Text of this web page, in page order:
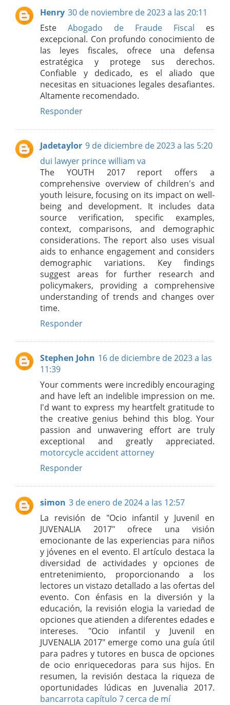
Henry 30 de noviembre de 2023 a las 20:11
Este Abogado de Fraude Fiscal es
excepcional. Con profundo conocimiento de
las leyes fiscales, ofrece una defensa
estratégica y protege sus derechos.
Confiable y dedicado, es el aliado que
necesitas en situaciones legales desafiantes.
Altamente recomendado.
Responder
Jadetaylor 9 de diciembre de 2023 a las 5:20
dui lawyer prince william va
The YOUTH 2017 report offers a
comprehensive overview of children's and
youth leisure, focusing on its impact on well-
being and development. It includes data
source verification, specific examples,
context, comparisons, and demographic
considerations. The report also uses visual
aids to enhance engagement and considers
demographic variations. Key findings
suggest areas for further research and
policymakers, providing a comprehensive
understanding of trends and changes over
time.
Responder
Stephen John 16 de diciembre de 2023 a las
11:39
Your comments were incredibly encouraging
and have left an indelible impression on me.
I'd want to express my heartfelt gratitude to
the creative genius behind this blog. Your
passion and unwavering effort are truly
exceptional and greatly appreciated.
motorcycle accident attorney
Responder
simon 3 de enero de 2024 a las 12:57
La revisión de "Ocio infantil y Juvenil en
JUVENALIA 2017" ofrece una visión
emocionante de las experiencias para niños
y jóvenes en el evento. El artículo destaca la
diversidad de actividades y opciones de
entretenimiento, proporcionando a los
lectores un vistazo detallado a las ofertas del
evento. Con énfasis en la diversión y la
educación, la revisión elogia la variedad de
opciones que atienden a diferentes edades e
intereses. "Ocio infantil y Juvenil en
JUVENALIA 2017" emerge como una guía útil
para padres y tutores en busca de opciones
de ocio enriquecedoras para sus hijos. En
resumen, la revisión destaca la riqueza de
oportunidades lúdicas en Juvenalia 2017.
bancarrota capítulo 7 cerca de mí